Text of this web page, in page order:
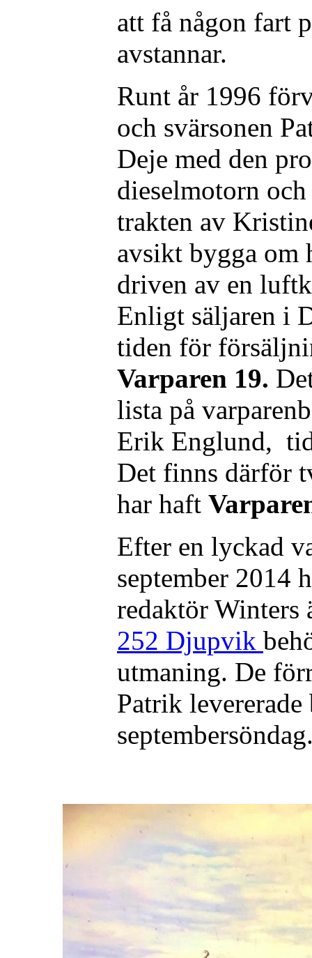
att få någon fart
avstannar.
Runt år 1996
och svärsonen
Deje med den
dieselmotorn
trakten av
avsikt bygga om
driven av en
Enligt säljaren i
tiden för
Varparen 19.
lista på
Erik Englund,
Det finns därför
har haft
Efter en lyckad
september 2014
redaktör Winters
252 Djupvik
utmaning. De
Patrik levererade